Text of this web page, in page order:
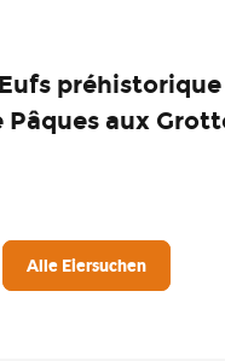
aux
Alle Eiersuchen